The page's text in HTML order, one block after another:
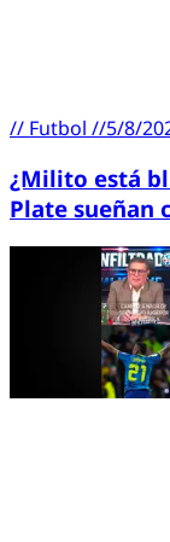
// Futbol //5/8/
¿Milito está
Plate sueñan